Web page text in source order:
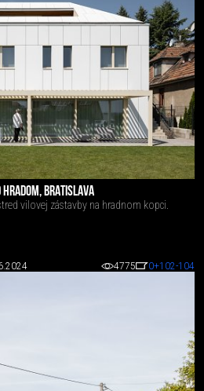
BRATISLAVA
vilovej zástavby na hradnom kopci.
4775 0+102-104